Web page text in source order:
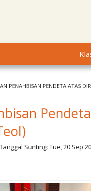
PENAHBISAN PENDETA ATAS
Sunting: Tue, 20 Sep